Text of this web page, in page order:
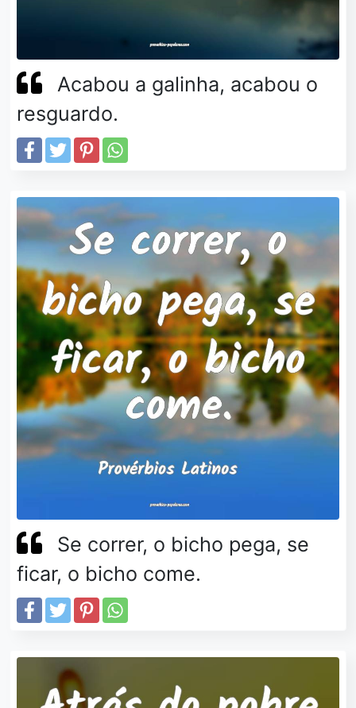
Acabou a galinha, acabou o
resguardo.
Se correr, o bicho pega, se
ficar, o bicho come.